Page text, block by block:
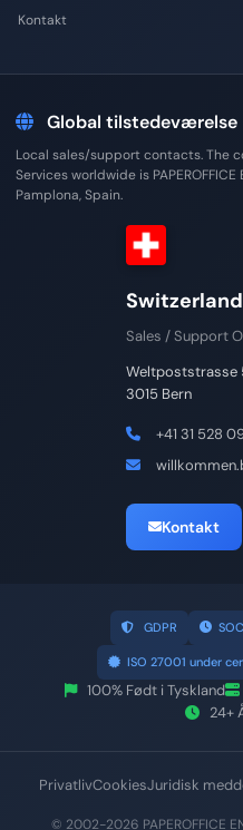
Kontakt
Global tilstedeværelse
Local sales/support contacts. The
Services worldwide is PAPEROFFICE
Pamplona, Spain.
Sales / Support
Weltpoststrasse
3015 Bern
+41 31 528
Kontakt
GDPR
ISO 27001 under
100% Født i Tyskland
24+
PrivatlivCookiesJuridisk
© 2002-2026 PAPEROFFICE